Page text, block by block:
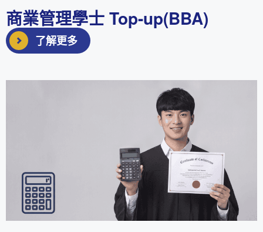
商業管理學士 Top-up(BBA)
了解更多